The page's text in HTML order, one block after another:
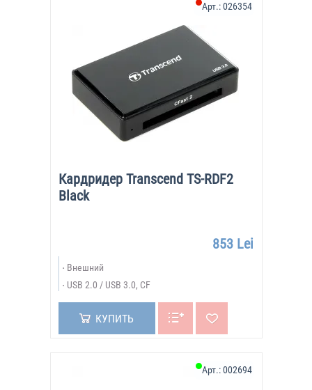
Кардридер Transcend TS-RDF2
Black
Арт.:026354
853 Lei
Внешний
USB 2.0 / USB 3.0, CF
КУПИТЬ
Арт.:002694